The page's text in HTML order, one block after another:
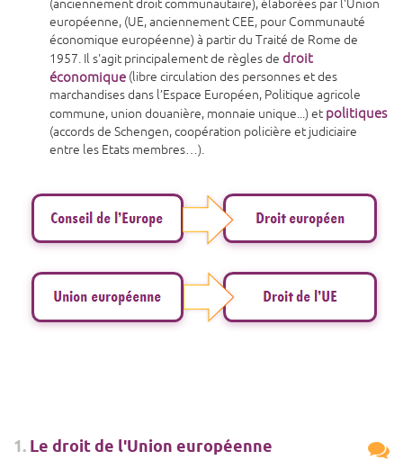
(anciennement droit communautaire), élaborées par l'Union
européenne, (UE, anciennement CEE, pour Communauté
économique européenne) à partir du Traité de Rome de
1957. Il s'agit principalement de règles de droit
économique (libre circulation des personnes et des
marchandises dans l’Espace Européen, Politique agricole
commune, union douanière, monnaie unique...) et politiques
(accords de Schengen, coopération policière et judiciaire
entre les Etats membres…).
1. Le droit de l'Union européenne